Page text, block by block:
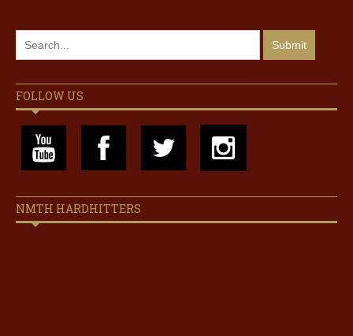
FOLLOW US
NMTH HARDHITTERS